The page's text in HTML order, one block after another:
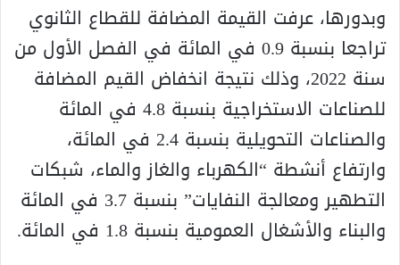
وبدورها، عرفت القيمة المضافة للقطاع الثانوي
تراجعا بنسبة 0.9 في المائة في الفصل الأول من
سنة 2022، وذلك نتيجة انخفاض القيم المضافة
للصناعات الاستخراجية بنسبة 4.8 في المائة
والصناعات التحويلية بنسبة 2.4 في المائة،
وارتفاع أنشطة “الكهرباء والغاز والماء، شبكات
التطهير ومعالجة النفايات” بنسبة 3.7 في المائة
والبناء والأشغال العمومية بنسبة 1.8 في المائة.